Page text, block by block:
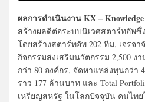
ผลการดำเนินงาน KX – Knowledge
สร้างผลดีต่อระบบนิเวศสตาร์ทอัพซึ่
โดยสร้างสตาร์ทอัพ 202 ทีม, เจรจา
กิจกรรมส่งเสริมนวัตกรรม 2,500
กว่า 80 องค์กร, จัดหาแหล่งทุนกว่า
ราว 177 ล้านบาท และ Total
เหรียญสหรัฐ ในโลกปัจจุบัน คนไทย